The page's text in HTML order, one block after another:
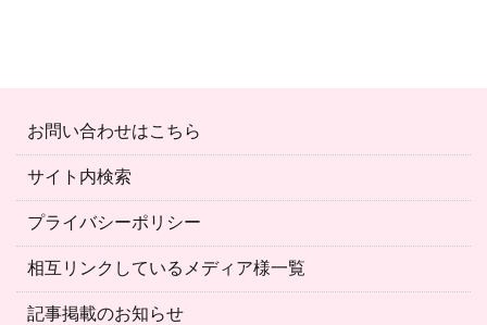
お問い合わせはこちら
サイト内検索
プライバシーポリシー
相互リンクしているメディア様一覧
記事掲載のお知らせ